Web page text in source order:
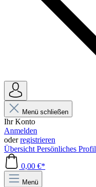
Menü schließen
Ihr Konto
Anmelden
oderregistrieren
Übersicht Persönliches Profil
0,00 €*
Menü